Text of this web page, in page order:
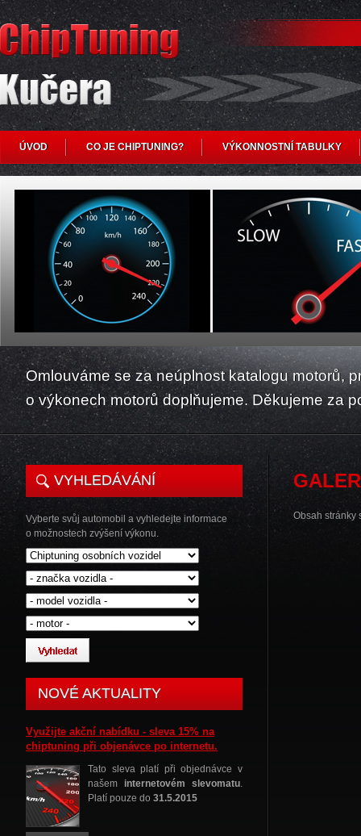
ÚVOD CO JE CHIPTUNING? VÝKONNOSTNÍ TABULKY
Omlouváme se za neúplnost katalogu motorů,
o výkonech motorů doplňujeme. Děkujeme za
VYHLEDÁVÁNÍ
Vyberte svůj automobil a vyhledejte informace
o možnostech zvýšení výkonu.
NOVÉ AKTUALITY
Využijte akční nabídku - sleva 15% na
chiptuning při objenávce po internetu.
Tato sleva platí při objednávce v
našem internetovém slevomatu.
Platí pouze do 31.5.2015
Obsah stránky